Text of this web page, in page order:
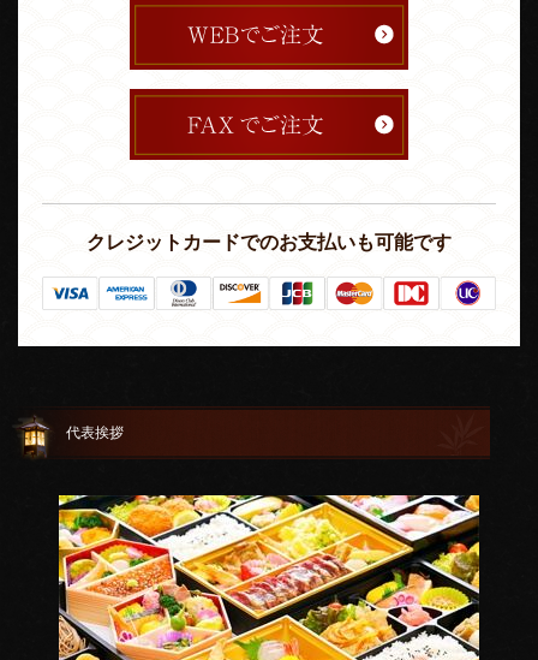
クレジットカードでのお支払いも可能です
代表挨拶